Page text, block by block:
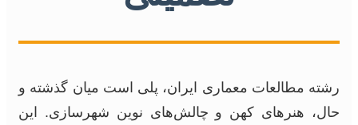
رشته مطالعات معماری ایران، پلی است میان گذشته و
حال، هنرهای کهن و چالش‌های نوین شهرسازی. این